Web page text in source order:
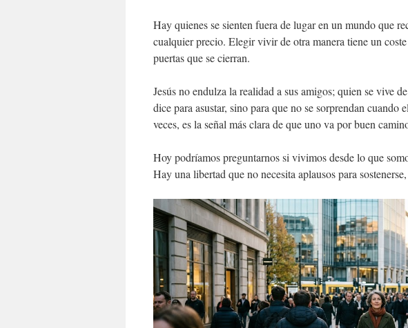
Hay quienes se sienten fuera de lugar en un mundo que
cualquier precio. Elegir vivir de otra manera tiene un
puertas que se cierran.
Jesús no endulza la realidad a sus amigos; quien se vive
dice para asustar, sino para que no se sorprendan cuando
veces, es la señal más clara de que uno va por buen
Hoy podríamos preguntarnos si vivimos desde lo que
Hay una libertad que no necesita aplausos para